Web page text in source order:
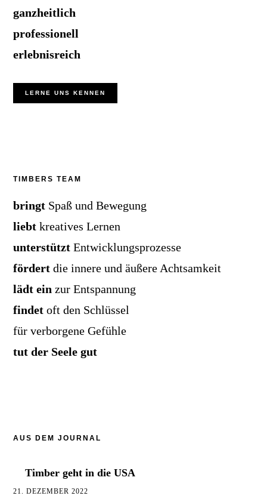
ganzheitlich
professionell
erlebnisreich
LERNE UNS KENNEN
TIMBERS TEAM
bringt Spaß und Bewegung
liebt kreatives Lernen
unterstützt Entwicklungsprozesse
fördert die innere und äußere Achtsamkeit
lädt ein zur Entspannung
findet oft den Schlüssel
für verborgene Gefühle
tut der Seele gut
AUS DEM JOURNAL
Timber geht in die USA
21. DEZEMBER 2022